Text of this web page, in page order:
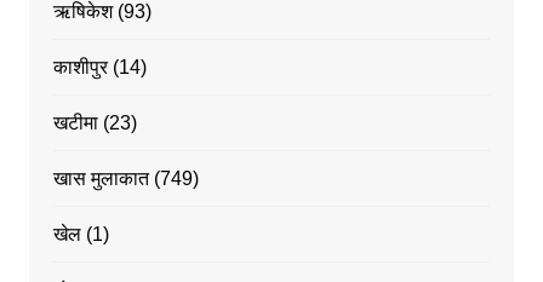
ऋषिकेश(93)
काशीपुर(14)
खटीमा(23)
खास मुलाकात(749)
खेल(1)